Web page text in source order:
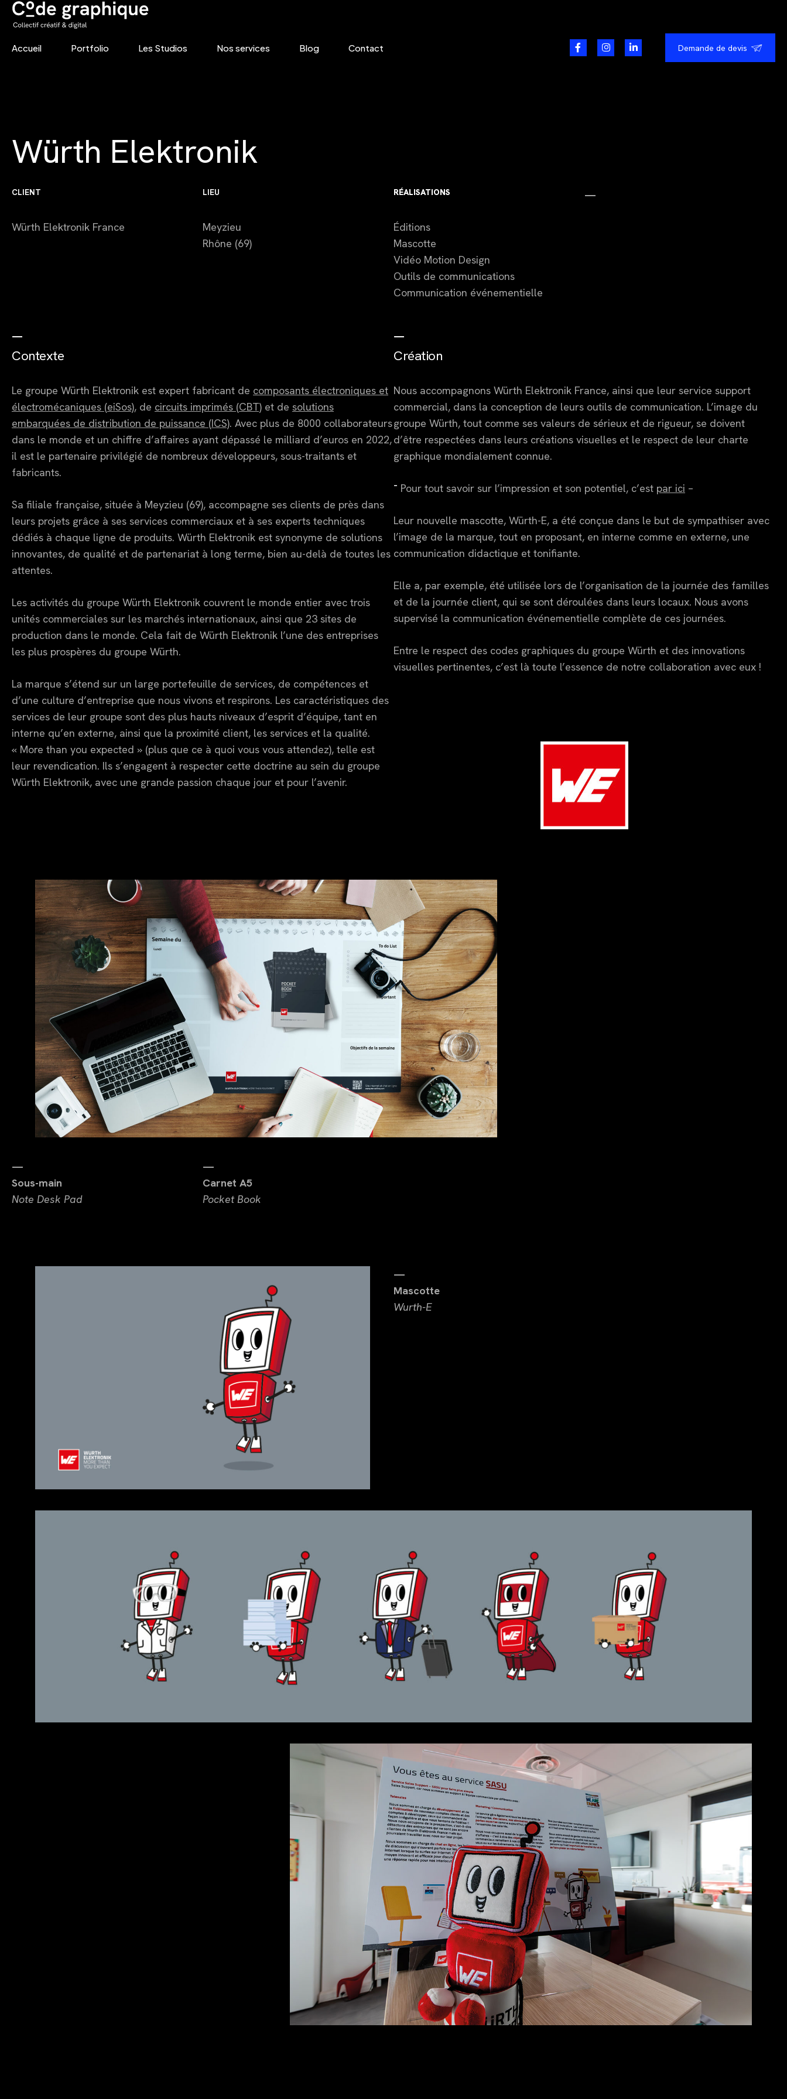
Accueil Portfolio Les Studios Nos services Blog Contact Demande de devis
Würth Elektronik
CLIENT
Würth Elektronik France
LIEU
Meyzieu
Rhône (69)
RÉALISATIONS
Éditions
Mascotte
Vidéo Motion Design
Outils de communications
Communication événementielle
—
—
Contexte
Le groupe Würth Elektronik est expert fabricant de composants électroniques et
électromécaniques (eiSos), de circuits imprimés (CBT) et de solutions
embarquées de distribution de puissance (ICS). Avec plus de 8000 collaborateurs
dans le monde et un chiffre d’affaires ayant dépassé le milliard d’euros en 2022,
il est le partenaire privilégié de nombreux développeurs, sous-traitants et
fabricants.
Sa filiale française, située à Meyzieu (69), accompagne ses clients de près dans
leurs projets grâce à ses services commerciaux et à ses experts techniques
dédiés à chaque ligne de produits. Würth Elektronik est synonyme de solutions
innovantes, de qualité et de partenariat à long terme, bien au-delà de toutes les
attentes.
Les activités du groupe Würth Elektronik couvrent le monde entier avec trois
unités commerciales sur les marchés internationaux, ainsi que 23 sites de
production dans le monde. Cela fait de Würth Elektronik l’une des entreprises
les plus prospères du groupe Würth.
La marque s’étend sur un large portefeuille de services, de compétences et
d’une culture d’entreprise que nous vivons et respirons. Les caractéristiques des
services de leur groupe sont des plus hauts niveaux d’esprit d’équipe, tant en
interne qu’en externe, ainsi que la proximité client, les services et la qualité.
« More than you expected » (plus que ce à quoi vous vous attendez), telle est
leur revendication. Ils s’engagent à respecter cette doctrine au sein du groupe
Würth Elektronik, avec une grande passion chaque jour et pour l’avenir.
—
Création
Nous accompagnons Würth Elektronik France, ainsi que leur service support
commercial, dans la conception de leurs outils de communication. L’image du
groupe Würth, tout comme ses valeurs de sérieux et de rigueur, se doivent
d’être respectées dans leurs créations visuelles et le respect de leur charte
graphique mondialement connue.
– Pour tout savoir sur l’impression et son potentiel, c’est par ici –
Leur nouvelle mascotte, Würth-E, a été conçue dans le but de sympathiser avec
l’image de la marque, tout en proposant, en interne comme en externe, une
communication didactique et tonifiante.
Elle a, par exemple, été utilisée lors de l’organisation de la journée des familles
et de la journée client, qui se sont déroulées dans leurs locaux. Nous avons
supervisé la communication événementielle complète de ces journées.
Entre le respect des codes graphiques du groupe Würth et des innovations
visuelles pertinentes, c’est là toute l’essence de notre collaboration avec eux !
—
Sous-main
Note Desk Pad
—
Carnet A5
Pocket Book
—
Mascotte
Wurth-E